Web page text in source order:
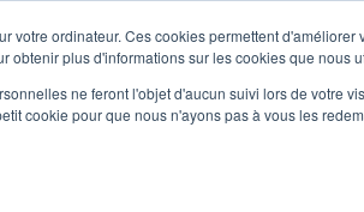
votre ordinateur. Ces cookies permettent
obtenir plus d'informations sur les cookies que nous
ne feront l'objet d'aucun suivi lors de votre
cookie pour que nous n'ayons pas à vous les
D’ESPACES CHAMPS
D'AGORA LE